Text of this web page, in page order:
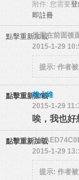
附件: 您需要
即註冊
點擊重新加載後面在前面後
2015-1-29
提示: 作者
點擊重新加載
賴小維
2015-1-29
唉，我也好
點擊重新加載
2015-1-29
提示: 作者